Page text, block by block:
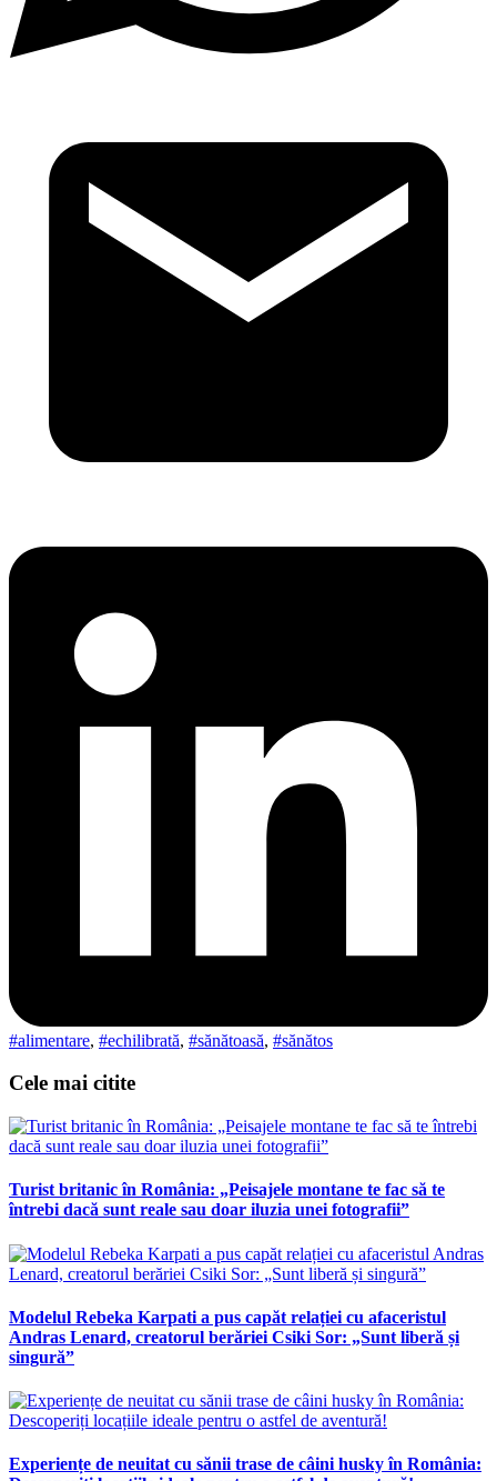
#alimentare, #echilibrată, #sănătoasă, #sănătos
Cele mai citite
Turist britanic în România: „Peisajele montane te fac să te
întrebi dacă sunt reale sau doar iluzia unei fotografii”
Modelul Rebeka Karpati a pus capăt relației cu afaceristul
Andras Lenard, creatorul berăriei Csiki Sor: „Sunt liberă și
singură”
Experiențe de neuitat cu sănii trase de câini husky în România: